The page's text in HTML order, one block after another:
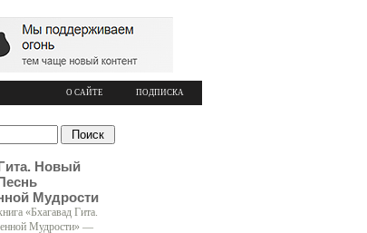
О САЙТЕ ПОДПИСКА
Новый
Мудрости
«Бхагавад Гита.
Мудрости» —